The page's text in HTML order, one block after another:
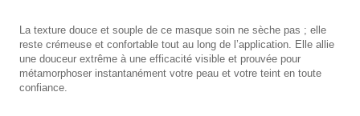
La texture douce et souple de ce masque soin ne sèche pas ; elle
reste crémeuse et confortable tout au long de l’application. Elle allie
une douceur extrême à une efficacité visible et prouvée pour
métamorphoser instantanément votre peau et votre teint en toute
confiance.